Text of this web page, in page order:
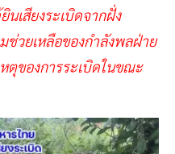
เสียงระเบิดจากฝั่ง
ช่วยเหลือของกำลังพลฝ่าย
ตุของการระเบิดในขณะ